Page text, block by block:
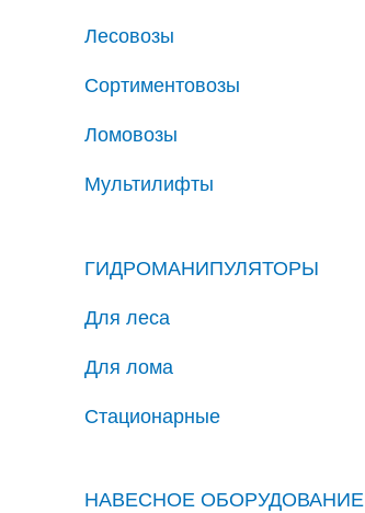
Лесовозы
Сортиментовозы
Ломовозы
Мультилифты
ГИДРОМАНИПУЛЯТОРЫ
Для леса
Для лома
Стационарные
НАВЕСНОЕ ОБОРУДОВАНИЕ